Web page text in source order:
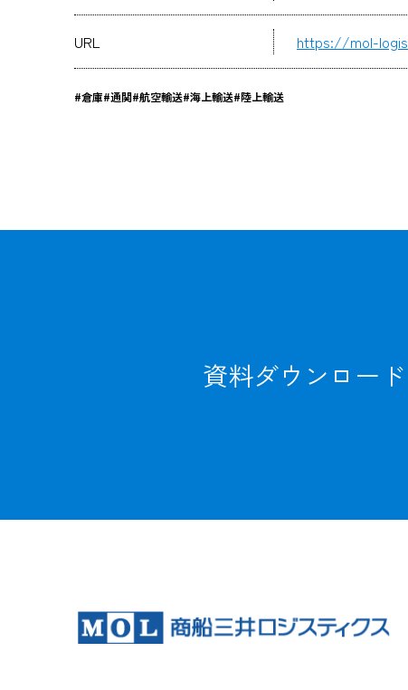
URL https://mol-
#倉庫#通関#航空輸送#海上輸送#陸上輸送
資料ダウンロード